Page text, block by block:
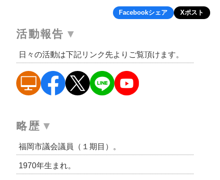
Facebookシェア Xポスト
活動報告
日々の活動は下記リンク先よりご覧頂けます。
略歴
福岡市議会議員（１期目）。
1970年生まれ。